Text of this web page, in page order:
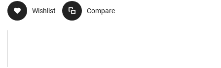
Wishlist Compare